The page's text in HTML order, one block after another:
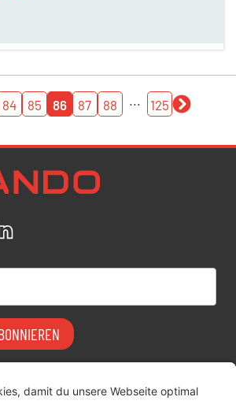
84 85 86 87 88 ... 125
ich die
Datenschutzrichtlinien
Daten einverstanden.
FAQ